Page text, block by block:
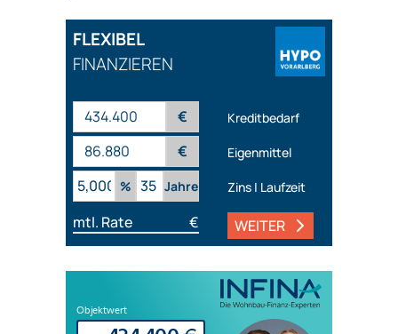
FLEXIBEL
FINANZIEREN
€ Kreditbedarf
€
Eigenmittel
%
Jahre Zins | Laufzeit
mtl. Rate € WEITER